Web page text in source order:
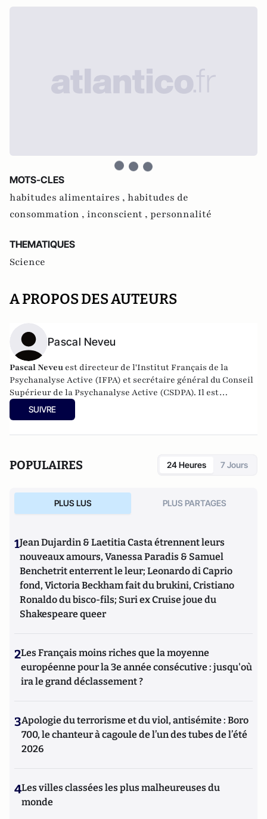
MOTS-CLES
habitudes alimentaires , habitudes de
consommation , inconscient , personnalité
THEMATIQUES
Science
A PROPOS DES AUTEURS
Pascal Neveu
Pascal Neveu est directeur de l'Institut Français de la
Psychanalyse Active (IFPA) et secrétaire général du Conseil
Supérieur de la Psychanalyse Active (CSDPA). Il est
responsable national de la cellule de soutien psychologique
au sein de l’Œuvre des Pupilles Orphelins des Sapeurs-
SUIVRE
POPULAIRES 24 Heures 7 Jours
PLUS LUS PLUS PARTAGES
1Jean Dujardin & Laetitia Casta étrennent leurs
nouveaux amours, Vanessa Paradis & Samuel
Benchetrit enterrent le leur; Leonardo di Caprio
fond, Victoria Beckham fait du brukini, Cristiano
Ronaldo du bisco-fils; Suri ex Cruise joue du
Shakespeare queer
2Les Français moins riches que la moyenne
européenne pour la 3e année consécutive : jusqu'où
ira le grand déclassement ?
3Apologie du terrorisme et du viol, antisémite : Boro
700, le chanteur à cagoule de l’un des tubes de l’été
2026
4Les villes classées les plus malheureuses du
monde